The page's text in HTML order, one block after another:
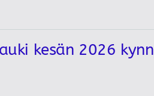
kesän 2026